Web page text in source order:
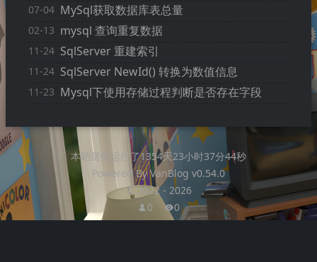
07-04 MySql获取数据库表总量
02-13 mysql 查询重复数据
11-24 SqlServer 重建索引
11-24 SqlServer NewId() 转换为数值信息
11-23 Mysql下使用存储过程判断是否存在字段
本站居然运行了1354天23小时37分44秒
Powered ByVanBlog v0.54.0
©2022- 2026
0
0